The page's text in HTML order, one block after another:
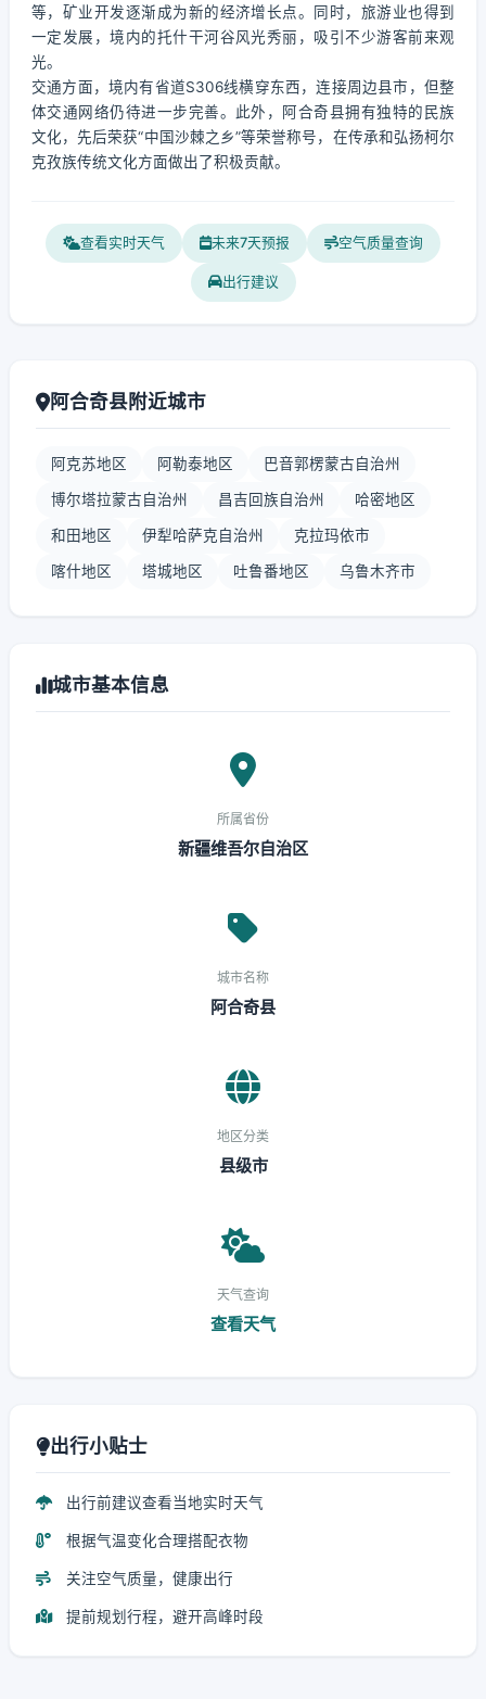
等，矿业开发逐渐成为新的经济增长点。同时，旅游业也得到
一定发展，境内的托什干河谷风光秀丽，吸引不少游客前来观
光。
交通方面，境内有省道S306线横穿东西，连接周边县市，但整
体交通网络仍待进一步完善。此外，阿合奇县拥有独特的民族
文化，先后荣获“中国沙棘之乡”等荣誉称号，在传承和弘扬柯尔
克孜族传统文化方面做出了积极贡献。
查看实时天气 未来7天预报 空气质量查询
出行建议
阿合奇县附近城市
阿克苏地区 阿勒泰地区 巴音郭楞蒙古自治州
博尔塔拉蒙古自治州 昌吉回族自治州 哈密地区
和田地区 伊犁哈萨克自治州 克拉玛依市
喀什地区 塔城地区 吐鲁番地区 乌鲁木齐市
城市基本信息
所属省份
新疆维吾尔自治区
城市名称
阿合奇县
地区分类
县级市
天气查询
查看天气
出行小贴士
出行前建议查看当地实时天气
根据气温变化合理搭配衣物
关注空气质量，健康出行
提前规划行程，避开高峰时段